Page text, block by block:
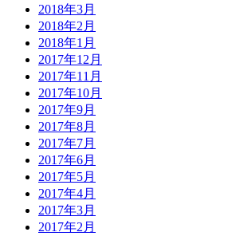
2018年3月
2018年2月
2018年1月
2017年12月
2017年11月
2017年10月
2017年9月
2017年8月
2017年7月
2017年6月
2017年5月
2017年4月
2017年3月
2017年2月